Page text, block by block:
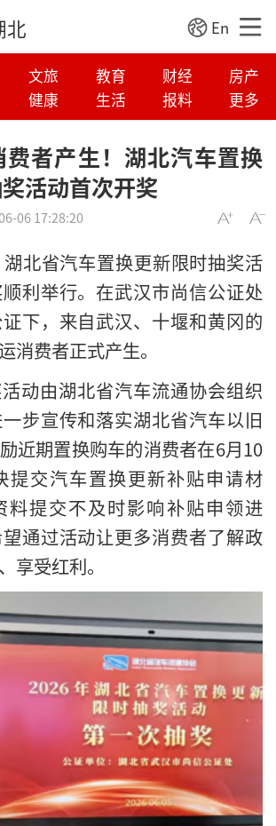
北 En
文旅 教育 财经
房产
健康 生活 报料 更多
者产生！湖北汽车置换
活动首次开奖
06 17:28:20
北省汽车置换更新限时抽奖活
利举行。在武汉市尚信公证处
下，来自武汉、十堰和黄冈的
消费者正式产生。
动由湖北省汽车流通协会组织
步宣传和落实湖北省汽车以旧
近期置换购车的消费者在6月10
提交汽车置换更新补贴申请材
料提交不及时影响补贴申领进
通过活动让更多消费者了解政
享受红利。